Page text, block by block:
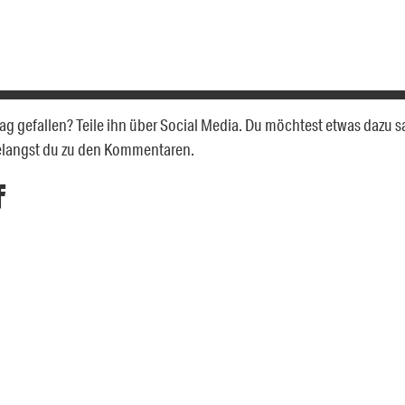
gefallen? Teile ihn über Social Media. Du möchtest etwas dazu
du zu den Kommentaren.